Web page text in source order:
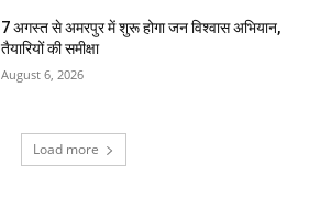
7 अगस्त से अमरपुर में शुरू होगा जन विश्वास अभियान,
तैयारियों की समीक्षा
August 6, 2026
Load more